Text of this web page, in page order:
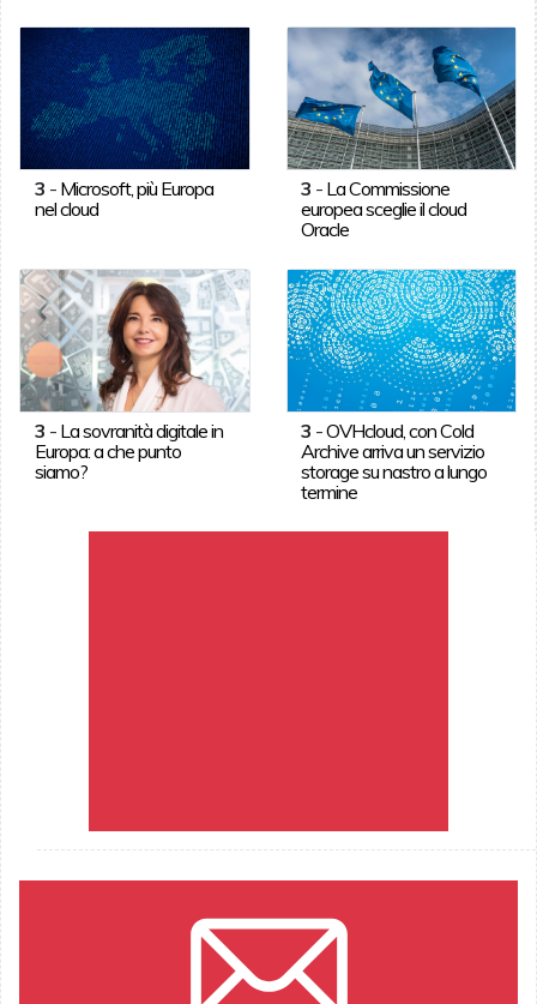
3 - Microsoft, più Europa
nel cloud
3 - La Commissione
europea sceglie il cloud
Oracle
3 - La sovranità digitale in
Europa: a che punto
siamo?
3 -OVHcloud, con Cold
Archive arriva un servizio
storage su nastro a lungo
termine